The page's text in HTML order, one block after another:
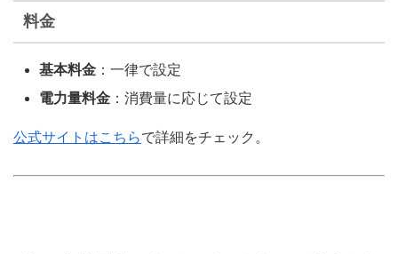
料金
基本料金 ：一律で設定
電力量料金 ：消費量に応じて設定
公式サイトはこちらで詳細をチェック。